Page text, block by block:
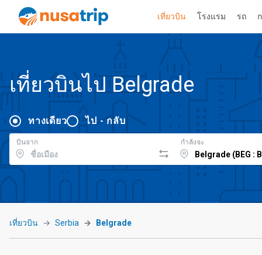
เที่ยวบิน โรงแรม รถ
เที่ยวบินไป Belgrade
ทางเดียว ไป - กลับ
บินจาก กำลังจะ
เที่ยวบิน Serbia Belgrade